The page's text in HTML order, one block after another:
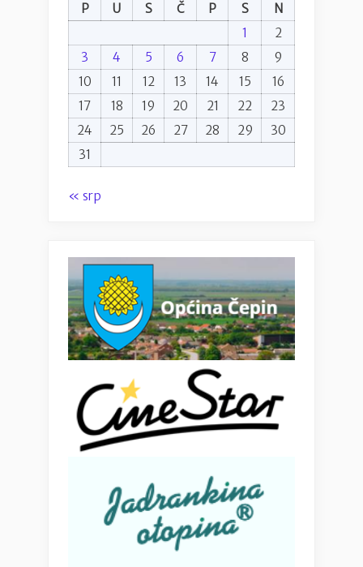
P
U S Č P S
N
1
2
3
4 5 6 7 8
9
10
11 12 13 14 15
16
17
18 19 20 21 22
23
24
25 26 27 28 29
30
31
« srp